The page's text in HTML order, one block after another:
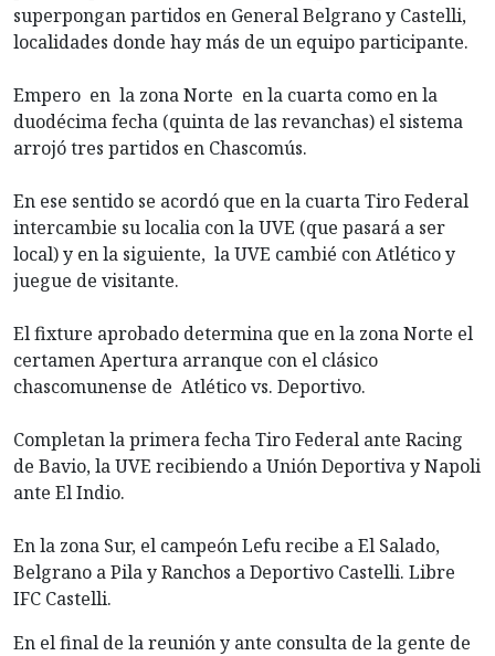
superpongan partidos en General Belgrano y Castelli,
localidades donde hay más de un equipo participante.
Empero en la zona Norte en la cuarta como en la
duodécima fecha (quinta de las revanchas) el sistema
arrojó tres partidos en Chascomús.
En ese sentido se acordó que en la cuarta Tiro Federal
intercambie su localia con la UVE (que pasará a ser
local) y en la siguiente, la UVE cambié con Atlético y
juegue de visitante.
El fixture aprobado determina que en la zona Norte el
certamen Apertura arranque con el clásico
chascomunense de Atlético vs. Deportivo.
Completan la primera fecha Tiro Federal ante Racing
de Bavio, la UVE recibiendo a Unión Deportiva y Napoli
ante El Indio.
En la zona Sur, el campeón Lefu recibe a El Salado,
Belgrano a Pila y Ranchos a Deportivo Castelli. Libre
IFC Castelli.
En el final de la reunión y ante consulta de la gente de